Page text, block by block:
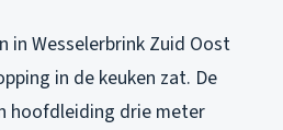
in Wesselerbrink Zuid Oost
in de keuken zat. De
hoofdleiding drie meter